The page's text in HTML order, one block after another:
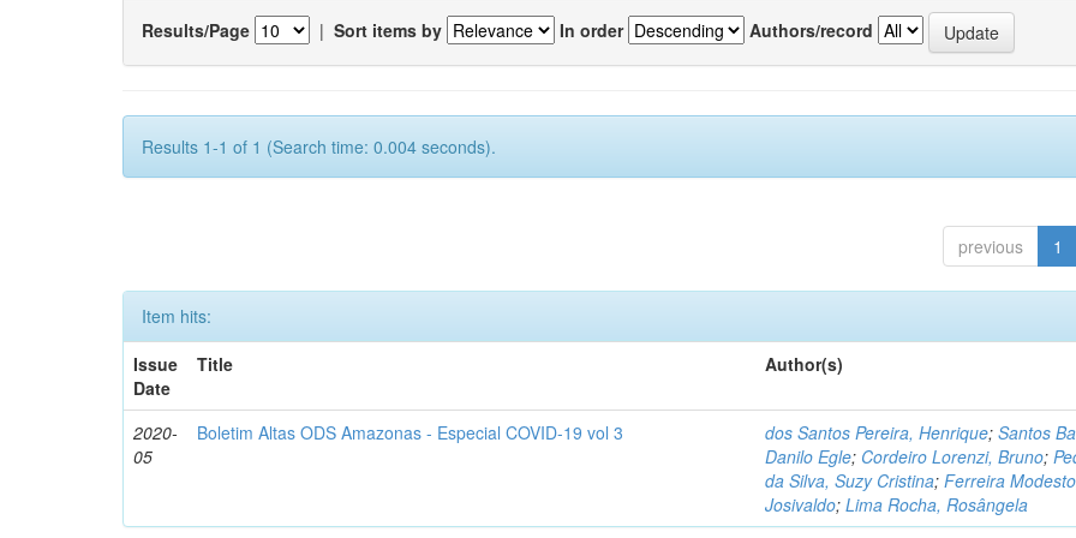
Results/Page | Sort items by In order Authors/record
Results 1-1 of 1 (Search time: 0.004 seconds).
previous 1
Item hits:
Issue
Date
Title Author(s)
2020-
05
Boletim Altas ODS Amazonas - Especial COVID-19 vol 3 dos Santos Pereira, Henrique;Santos
Danilo Egle; Cordeiro Lorenzi, Bruno;
da Silva, Suzy Cristina;Ferreira
Josivaldo;Lima Rocha, Rosângela